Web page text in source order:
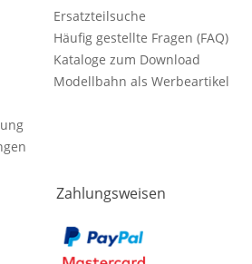
Ersatzteilsuche
Häufig gestellte Fragen (FAQ)
Kataloge zum Download
Modellbahn als Werbeartikel
Zahlungsweisen